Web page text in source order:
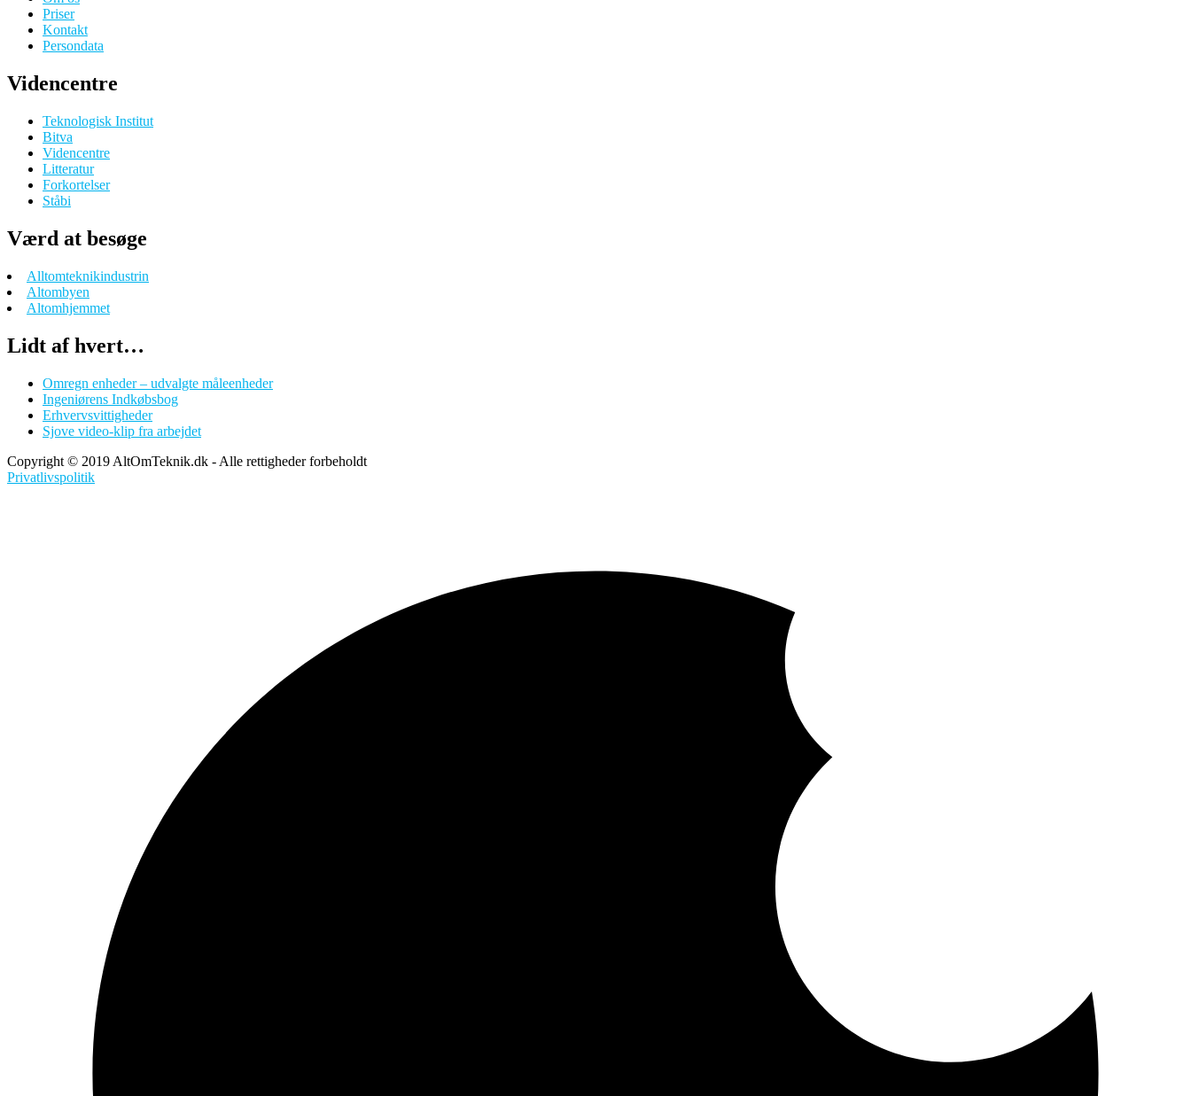
Priser
Kontakt
Persondata
Videncentre
Teknologisk Institut
Bitva
Videncentre
Litteratur
Forkortelser
Ståbi
Værd at besøge
Alltomteknikindustrin
Altombyen
Altomhjemmet
Lidt af hvert…
Omregn enheder – udvalgte måleenheder
Ingeniørens Indkøbsbog
Erhvervsvittigheder
Sjove video-klip fra arbejdet
Copyright © 2019 AltOmTeknik.dk - Alle rettigheder forbeholdt
Privatlivspolitik